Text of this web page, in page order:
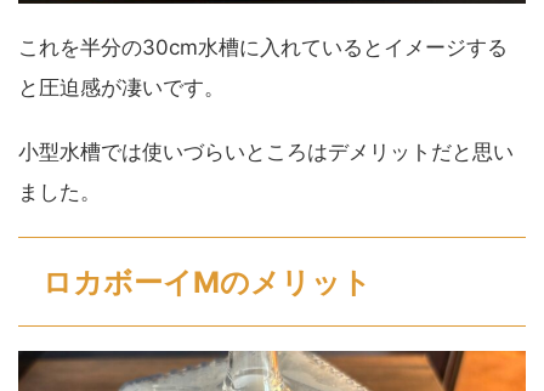
これを半分の30cm水槽に入れているとイメージする
と圧迫感が凄いです。
小型水槽では使いづらいところはデメリットだと思い
ました。
ロカボーイMのメリット